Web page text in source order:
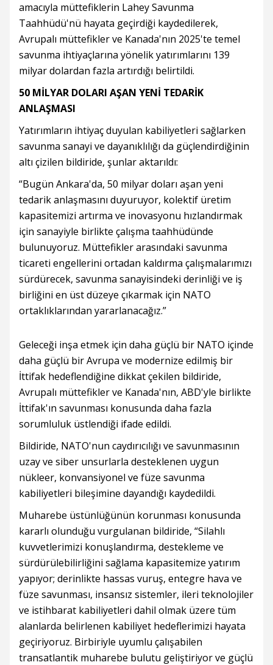
amacıyla müttefiklerin Lahey Savunma
Taahhüdü'nü hayata geçirdiği kaydedilerek,
Avrupalı müttefikler ve Kanada'nın 2025'te temel
savunma ihtiyaçlarına yönelik yatırımlarını 139
milyar dolardan fazla artırdığı belirtildi.
50 MİLYAR DOLARI AŞAN YENİ TEDARİK
ANLAŞMASI
Yatırımların ihtiyaç duyulan kabiliyetleri sağlarken
savunma sanayi ve dayanıklılığı da güçlendirdiğinin
altı çizilen bildiride, şunlar aktarıldı:
“Bugün Ankara'da, 50 milyar doları aşan yeni
tedarik anlaşmasını duyuruyor, kolektif üretim
kapasitemizi artırma ve inovasyonu hızlandırmak
için sanayiyle birlikte çalışma taahhüdünde
bulunuyoruz. Müttefikler arasındaki savunma
ticareti engellerini ortadan kaldırma çalışmalarımızı
sürdürecek, savunma sanayisindeki derinliği ve iş
birliğini en üst düzeye çıkarmak için NATO
ortaklıklarından yararlanacağız.”
Geleceği inşa etmek için daha güçlü bir NATO içinde
daha güçlü bir Avrupa ve modernize edilmiş bir
İttifak hedeflendiğine dikkat çekilen bildiride,
Avrupalı müttefikler ve Kanada'nın, ABD'yle birlikte
İttifak'ın savunması konusunda daha fazla
sorumluluk üstlendiği ifade edildi.
Bildiride, NATO'nun caydırıcılığı ve savunmasının
uzay ve siber unsurlarla desteklenen uygun
nükleer, konvansiyonel ve füze savunma
kabiliyetleri bileşimine dayandığı kaydedildi.
Muharebe üstünlüğünün korunması konusunda
kararlı olunduğu vurgulanan bildiride, “Silahlı
kuvvetlerimizi konuşlandırma, destekleme ve
sürdürülebilirliğini sağlama kapasitemize yatırım
yapıyor; derinlikte hassas vuruş, entegre hava ve
füze savunması, insansız sistemler, ileri teknolojiler
ve istihbarat kabiliyetleri dahil olmak üzere tüm
alanlarda belirlenen kabiliyet hedeflerimizi hayata
geçiriyoruz. Birbiriyle uyumlu çalışabilen
transatlantik muharebe bulutu geliştiriyor ve güçlü